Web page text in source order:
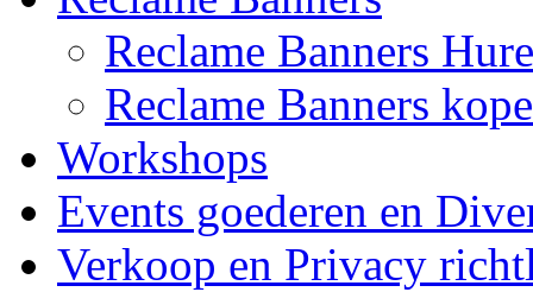
Reclame Banners
Reclame Banners
Workshops
Events goederen en
Verkoop en Privacy